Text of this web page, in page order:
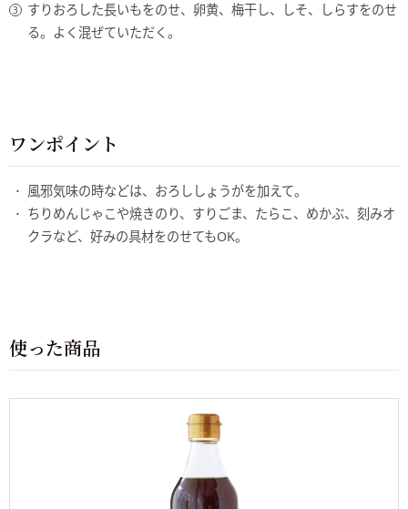
すりおろした長いもをのせ、卵黄、梅干し、しそ、しらすをのせ
る。よく混ぜていただく。
ワンポイント
風邪気味の時などは、おろししょうがを加えて。
ちりめんじゃこや焼きのり、すりごま、たらこ、めかぶ、刻みオ
クラなど、好みの具材をのせてもOK。
使った商品